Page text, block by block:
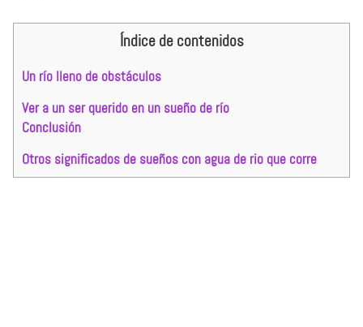
Índice de contenidos
Un río lleno de obstáculos
Ver a un ser querido en un sueño de río
Conclusión
Otros significados de sueños con agua de rio que corre